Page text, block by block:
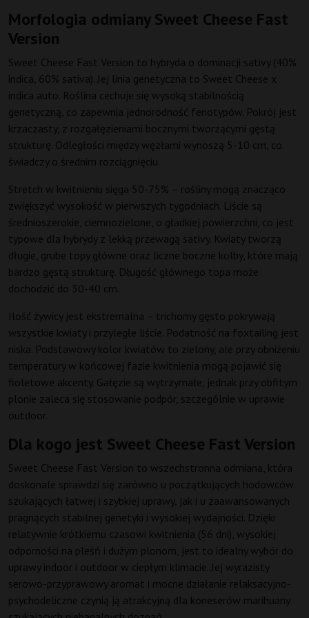
Morfologia odmiany Sweet Cheese Fast
Version
Sweet Cheese Fast Version to hybryda o dominacji sativy (40%
indica, 60% sativa). Jej linia genetyczna to Sweet Cheese x
indica auto. Roślina cechuje się wysoką stabilnością
genetyczną, co zapewnia jednorodność fenotypów. Pokrój jest
krzaczasty, z rozgałęzieniami bocznymi tworzącymi gęstą
strukturę. Odległości między węzłami wynoszą 5-10 cm, co
świadczy o średnim rozciągnięciu.
Stretch w kwitnieniu sięga 50-75% – rośliny mogą znacząco
zwiększyć wysokość w pierwszych tygodniach. Liście są
średnioszerokie, ciemnozielone, o gładkiej powierzchni, co jest
typowe dla hybrydy z lekką przewagą sativy. Kwiaty tworzą
długie, grube topy główne oraz liczne boczne kolby, które mają
bardzo gęstą strukturę. Długość głównego topa może
dochodzić do 30-40 cm.
Ilość żywicy jest ekstremalna – trichomy gęsto pokrywają
wszystkie kwiaty i przyległe liście. Podatność na foxtailing jest
niska. Podstawowy kolor kwiatów to zielony, ale przy obniżeniu
temperatury w końcowej fazie kwitnienia mogą pojawić się
fioletowe akcenty. Gałęzie są wytrzymałe, jednak przy obfitym
plonie zaleca się stosowanie podpór, szczególnie w uprawie
outdoor.
Dla kogo jest Sweet Cheese Fast Version
Sweet Cheese Fast Version to wszechstronna odmiana, która
doskonale sprawdzi się zarówno u początkujących hodowców
szukających łatwej i szybkiej uprawy, jak i u zaawansowanych
pragnących stabilnej genetyki i wysokiej wydajności. Dzięki
relatywnie krótkiemu czasowi kwitnienia (56 dni), wysokiej
odporności na pleśń i dużym plonom, jest to idealny wybór do
uprawy indoor i outdoor w ciepłym klimacie. Jej wyrazisty
serowo-przyprawowy aromat i mocne działanie relaksacyjno-
psychodeliczne czynią ją atrakcyjną dla koneserów marihuany